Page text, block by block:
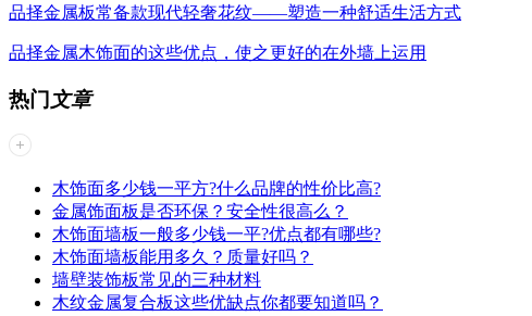
品择金属板常备款现代轻奢花纹——塑造一种舒适生活方式
品择金属木饰面的这些优点，使之更好的在外墙上运用
热门文章
木饰面多少钱一平方?什么品牌的性价比高?
金属饰面板是否环保？安全性很高么？
木饰面墙板一般多少钱一平?优点都有哪些?
木饰面墙板能用多久？质量好吗？
墙壁装饰板常见的三种材料
木纹金属复合板这些优缺点你都要知道吗？